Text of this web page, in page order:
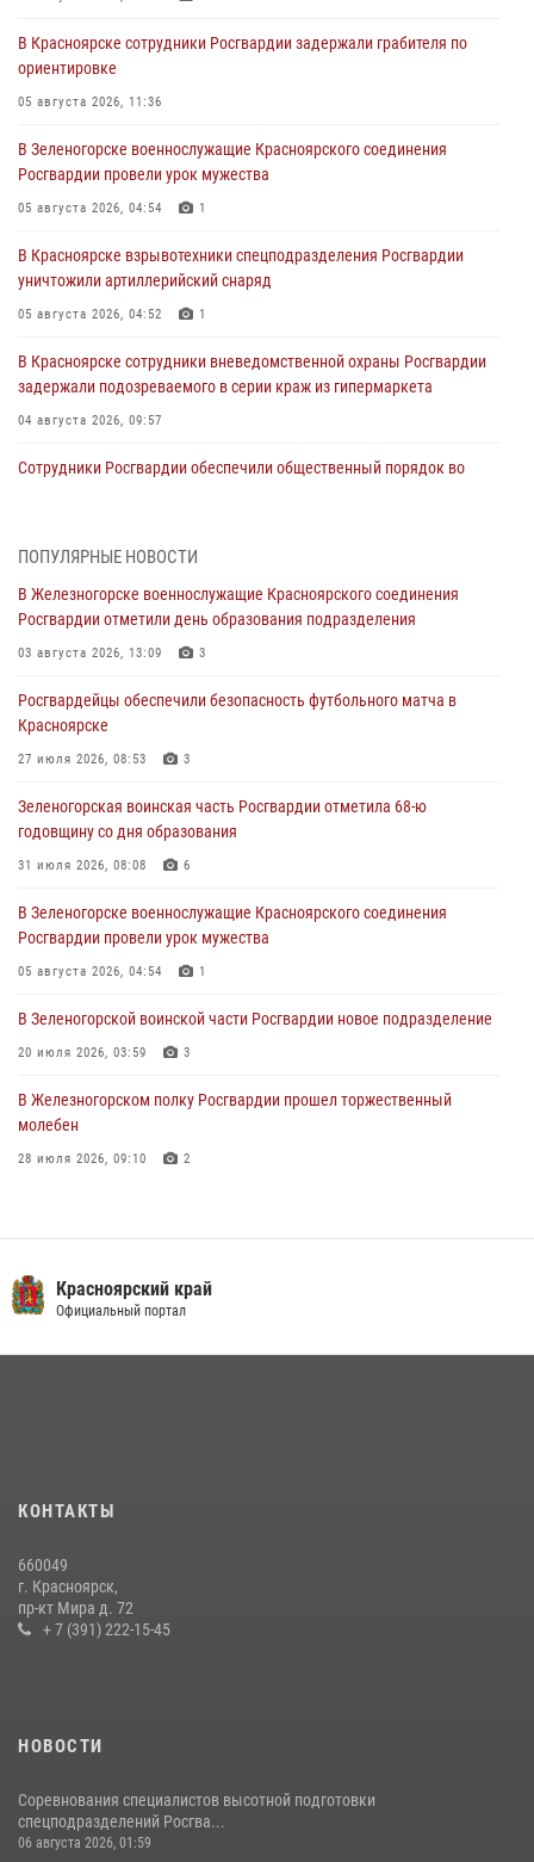
В Красноярске сотрудники Росгвардии задержали грабителя по
ориентировке
05 августа 2026, 11:36
В Зеленогорске военнослужащие Красноярского соединения
Росгвардии провели урок мужества
05 августа 2026, 04:54 1
В Красноярске взрывотехники спецподразделения Росгвардии
уничтожили артиллерийский снаряд
05 августа 2026, 04:52 1
В Красноярске сотрудники вневедомственной охраны Росгвардии
задержали подозреваемого в серии краж из гипермаркета
04 августа 2026, 09:57
Сотрудники Росгвардии обеспечили общественный порядок во
в серии краж из супермаркета
04 августа 2026, 06:50
познакомили отдыхающих детей с тонкостями РХБ защиты
03 августа 2026, 13:12
Росгвардии отметили день образования подразделения
03 августа 2026, 13:09
годовщину со дня образования
31 июля 2026, 08:08
ПОПУЛЯРНЫЕ НОВОСТИ
В Железногорске военнослужащие Красноярского соединения
Росгвардии отметили день образования подразделения
03 августа 2026, 13:09 3
Росгвардейцы обеспечили безопасность футбольного матча в
Красноярске
27 июля 2026, 08:53 3
Зеленогорская воинская часть Росгвардии отметила 68-ю
годовщину со дня образования
31 июля 2026, 08:08 6
В Зеленогорске военнослужащие Красноярского соединения
Росгвардии провели урок мужества
05 августа 2026, 04:54 1
В Зеленогорской воинской части Росгвардии новое подразделение
20 июля 2026, 03:59 3
В Железногорском полку Росгвардии прошел торжественный
молебен
28 июля 2026, 09:10 2
Железногорские росгвардецы получили в руки легендарное оружие
Красноярскому краю.
10 июля 2026, 06:21
Красноярский край
Официальный портал
КОНТАКТЫ
660049
г. Красноярск,
пр-кт Мира д. 72
+ 7 (391) 222-15-45
НОВОСТИ
Соревнования специалистов высотной подготовки
спецподразделений Росгва...
06 августа 2026, 01:59